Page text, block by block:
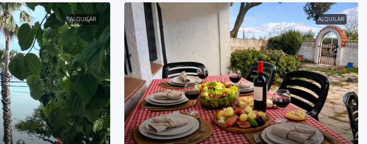
ALQUILAR ALQUILAR